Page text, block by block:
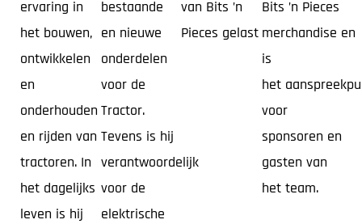
ervaring in
het bouwen,
ontwikkelen
en
onderhouden
en rijden van
tractoren. In
het dagelijks
leven is hij
bestaande
en nieuwe
onderdelen
voor de
Tractor.
Tevens is hij
verantwoordelijk
voor de
elektrische
van Bits ’n
Pieces gelast
Bits ’n Pieces
merchandise en
is
het
voor
sponsoren en
gasten van
het team.